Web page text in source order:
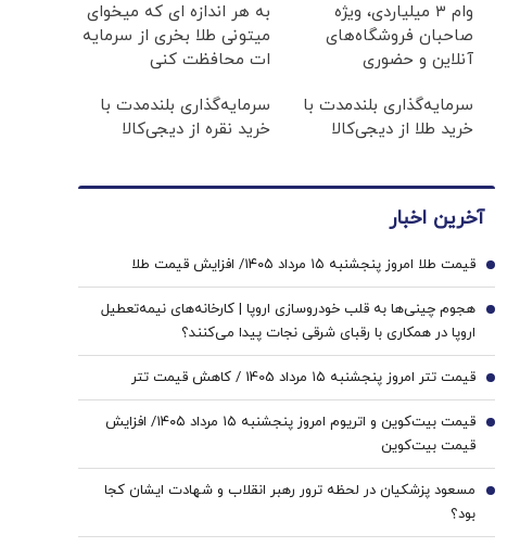
وام ۳ میلیاردی، ویژه
صاحبان فروشگاه‌های
آنلاین و حضوری
به هر اندازه ای که میخوای
میتونی طلا بخری از سرمایه
ات محافظت کنی
سرمایه‌گذاری بلندمدت با
خرید طلا از دیجی‌کالا
سرمایه‌گذاری بلندمدت با
خرید نقره از دیجی‌کالا
آخرین اخبار
قیمت طلا امروز پنجشنبه ۱۵ مرداد ۱۴۰۵/ افزایش قیمت طلا 1
هجوم چینی‌ها به قلب خودروسازی اروپا | کارخانه‌های نیمه‌تعطیل
اروپا در همکاری با رقبای شرقی نجات پیدا می‌کنند؟
2
قیمت تتر امروز پنجشنبه ۱۵ مرداد 1405 / کاهش قیمت تتر 3
قیمت بیت‌کوین و اتریوم امروز پنجشنبه ۱۵ مرداد ۱۴۰۵/ افزایش
قیمت بیت‌کوین
4
مسعود پزشکیان در لحظه ترور رهبر انقلاب و شهادت ایشان کجا
بود؟
5